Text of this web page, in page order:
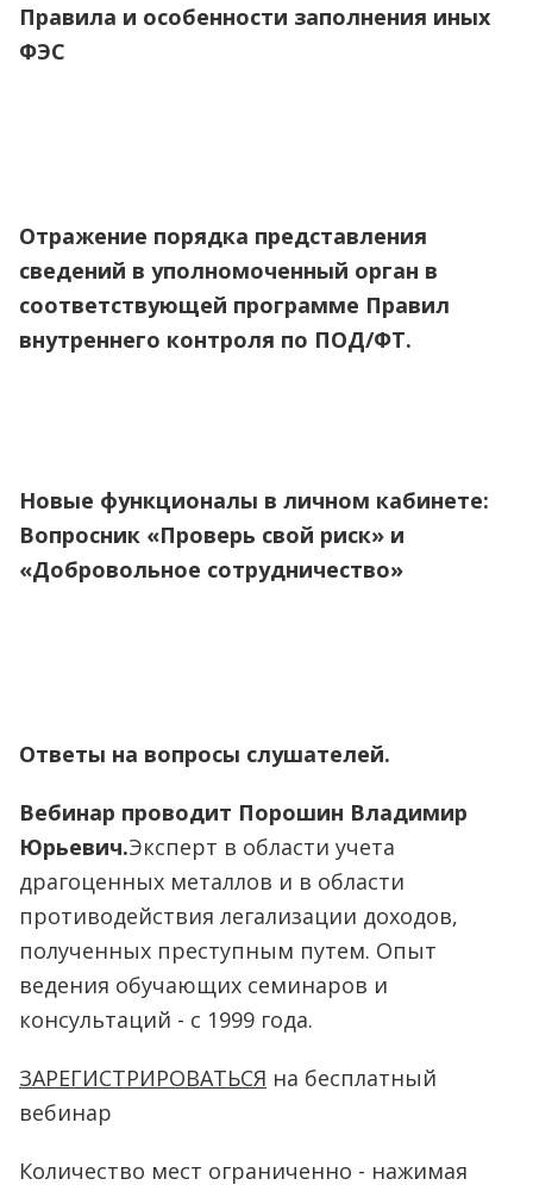
Правила и особенности заполнения иных
ФЭС
Отражение порядка представления
сведений в уполномоченный орган в
соответствующей программе Правил
внутреннего контроля по ПОД/ФТ.
Новые функционалы в личном кабинете:
Вопросник «Проверь свой риск» и
«Добровольное сотрудничество»
Ответы на вопросы слушателей.
Вебинар проводит Порошин Владимир
Юрьевич.Эксперт в области учета
драгоценных металлов и в области
противодействия легализации доходов,
полученных преступным путем. Опыт
ведения обучающих семинаров и
консультаций - с 1999 года.
ЗАРЕГИСТРИРОВАТЬСЯ на бесплатный
вебинар
Количество мест ограниченно - нажимая